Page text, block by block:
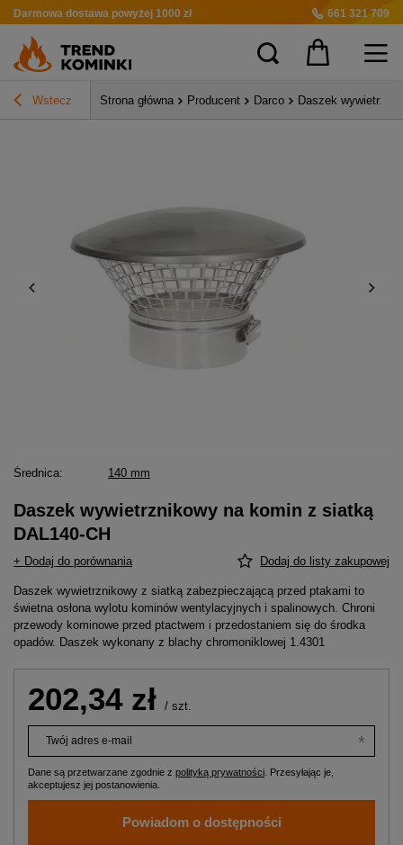
Darmowa dostawa powyżej 1000 zł 661 321 709
Wstecz Strona główna Producent Darco Daszek
Średnica 140 mm
Daszek wywietrznikowy na komin z siatką
DAL140-CH
+ Dodaj do porównania Dodaj do listy zakupowej
Daszek wywietrznikowy z siatką zabezpieczającą przed ptakami to
świetna osłona wylotu kominów wentylacyjnych i spalinowych. Chroni
przewody kominowe przed ptactwem i przedostaniem się do środka
opadów. Daszek wykonany z blachy chromoniklowej 1.4301
202,34 zł / szt.
Twój adres e-mail
Dane są przetwarzane zgodnie z polityką prywatności . Przesyłając je,
akceptujesz jej postanowienia.
Powiadom o dostępności